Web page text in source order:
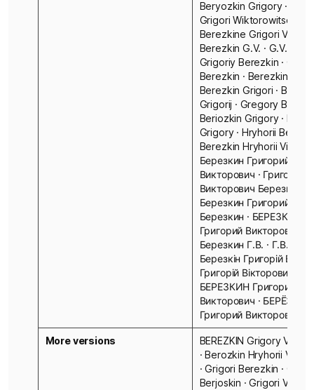
Beryozkin Grigory ·
Grigori Wiktorowitsch ·
Berezkine Grigori
Berezkin G.V. · G.V.
Grigoriy Berezkin ·
Berezkin · Berezkin
Berezkin Grigori ·
Grigorij · Gregory
Beriozkin Grigory ·
Grigory · Hryhorii
Berezkin Hryhorii
Березкин Григорий
Викторович · Григорий
Викторович Березкин ·
Березкин Григорий ·
Березкин · БЕРЕЗКИН
Григорий Викторович ·
Березкин Г.В. · Г.В.
Березкін Григорій
Григорій Вікторович
БЕРЕЗКИН Григорий
Викторович · БЕРЁЗКИН
Григорий Викторович
More versions
BEREZKIN Grigory
· Berozkin Hryhorii
· Grigori Berezkin ·
Berjoskin · Grigori